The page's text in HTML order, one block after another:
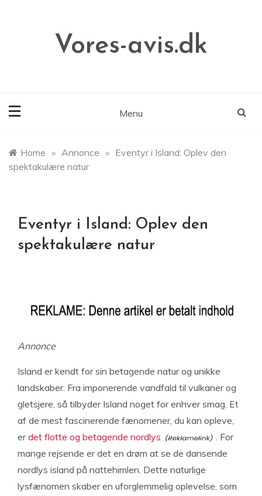
Vores-avis.dk
Menu
Home » Annonce » Eventyr i Island: Oplev den
spektakulære natur
Eventyr i Island: Oplev den
spektakulære natur
Annonce
Island er kendt for sin betagende natur og unikke
landskaber. Fra imponerende vandfald til vulkaner og
gletsjere, så tilbyder Island noget for enhver smag. Et
af de mest fascinerende fænomener, du kan opleve,
erdet flotte og betagende nordlys
. For
mange rejsende er det en drøm at se de dansende
nordlys island på nattehimlen. Dette naturlige
lysfænomen skaber en uforglemmelig oplevelse, som